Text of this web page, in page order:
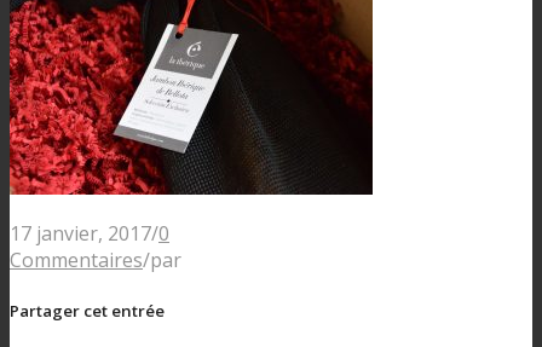
17 janvier, 2017/0
Commentaires/par
Partager cet entrée